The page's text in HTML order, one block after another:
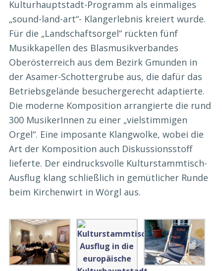
Kulturhauptstadt-Programm als einmaliges
„sound-land-art“- Klangerlebnis kreiert wurde.
Für die „Landschaftsorgel“ rückten fünf
Musikkapellen des Blasmusikverbandes
Oberösterreich aus dem Bezirk Gmunden in
der Asamer-Schottergrube aus, die dafür das
Betriebsgelände besuchergerecht adaptierte.
Die moderne Komposition arrangierte die rund
300 MusikerInnen zu einer „vielstimmigen
Orgel“. Eine imposante Klangwolke, wobei die
Art der Komposition auch Diskussionsstoff
lieferte. Der eindrucksvolle Kulturstammtisch-
Ausflug klang schließlich in gemütlicher Runde
beim Kirchenwirt in Wörgl aus.